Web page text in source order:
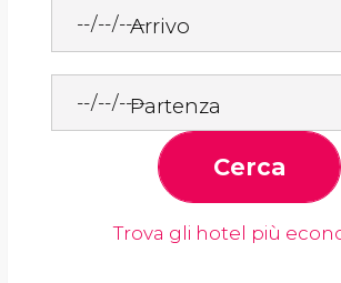
Arrivo
Partenza
Cerca
Trova gli hotel più